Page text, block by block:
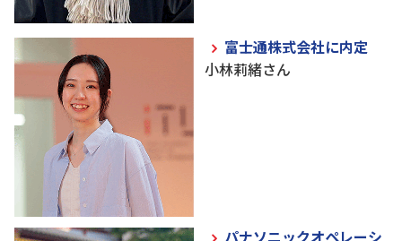
富士通株式会社に内定
小林莉緒さん
パナソニックオペレーシ